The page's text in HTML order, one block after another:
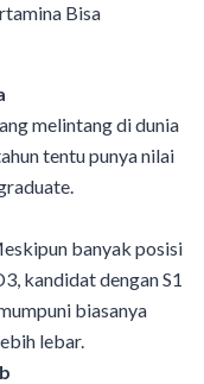
Bisa
melintang di dunia
tentu punya nilai
banyak posisi
kandidat dengan S1
biasanya
lebar.